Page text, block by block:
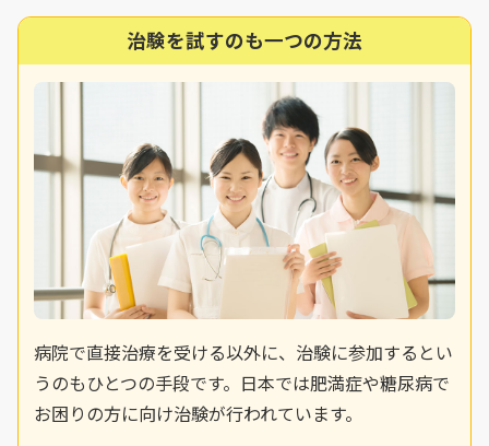
治験を試すのも一つの方法
病院で直接治療を受ける以外に、治験に参加するとい
うのもひとつの手段です。日本では肥満症や糖尿病で
お困りの方に向け治験が行われています。